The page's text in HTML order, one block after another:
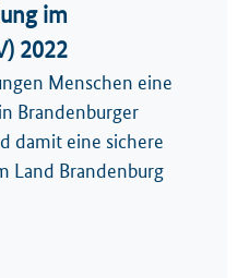
im
2022
Menschen eine
Brandenburger
damit eine sichere
Land Brandenburg